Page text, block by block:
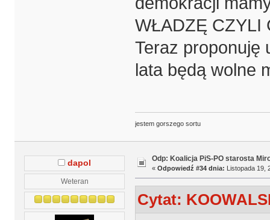
WŁADZĘ CZYLI
Teraz proponuję
lata będą wolne
jestem gorszego sortu
dapol
Weteran
Odp: Koalicja PiS-PO starosta
« Odpowiedź #34 dnia: Listopada 19,
Cytat: